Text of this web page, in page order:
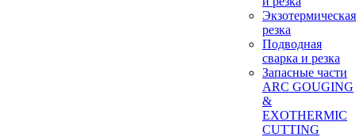
Экзотермическая
резка
Подводная
сварка и резка
Запасные части
ARC GOUGING
&
EXOTHERMIC
CUTTING